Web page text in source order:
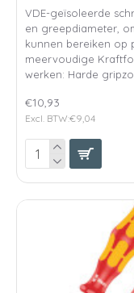
VDE-geïsoleerde
en greepdiameter,
kunnen bereiken op
meervoudige
werken: Harde
€10,93
Excl. BTW:€9,04